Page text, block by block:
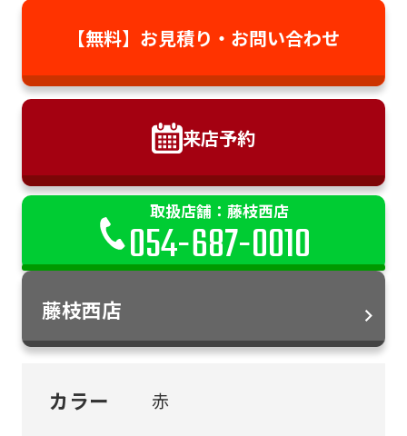
【無料】お見積り・ お問い合わせ
来店予約
取扱店舗：藤枝西店
054-687-0010
藤枝西店
カラー 赤